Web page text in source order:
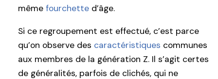
même fourchette d’âge.
Si ce regroupement est effectué, c’est parce
qu’on observe des caractéristiques communes
aux membres de la génération Z. Il s’agit certes
de généralités, parfois de clichés, qui ne